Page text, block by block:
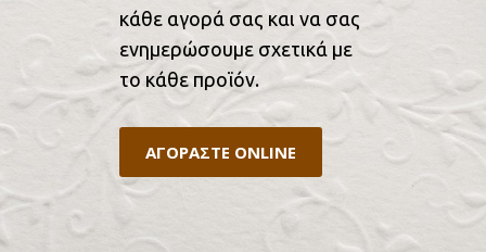
κάθε αγορά σας και να σας
ενημερώσουμε σχετικά με
το κάθε προϊόν.
ΑΓΟΡΑΣΤΕ ONLINE